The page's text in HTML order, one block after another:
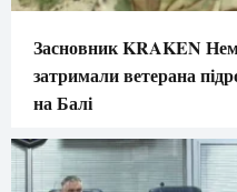
Засновник KRAKEN
затримали ветерана
на Балі